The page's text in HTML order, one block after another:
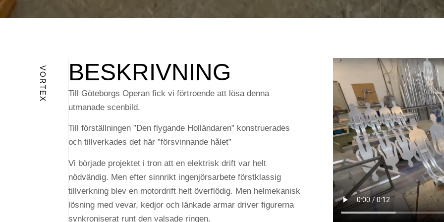
VORTEX BESKRIVNING
Till Göteborgs Operan fick vi förtroende att lösa denna
utmanade scenbild.
Till förställningen ”Den flygande Holländaren” konstruerades
och tillverkades det här ”försvinnande hålet”
Vi började projektet i tron att en elektrisk drift var helt
nödvändig. Men efter sinnrikt ingenjörsarbete förstklassig
tillverkning blev en motordrift helt överflödig. Men helmekanisk
lösning med vevar, kedjor och länkade armar driver figurerna
synkroniserat runt den valsade ringen.